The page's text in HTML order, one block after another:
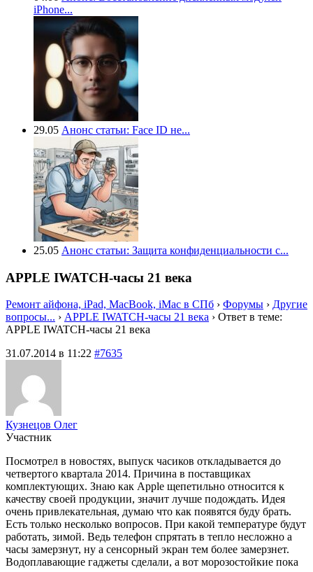
iPhone...
29.05 Анонс статьи: Face ID не...
25.05 Анонс статьи: Защита конфиденциальности с...
APPLE IWATCH-часы 21 века
Ремонт айфона, iPad, MacBook, iMac в СПб › Форумы › Другие
вопросы... › APPLE IWATCH-часы 21 века › Ответ в теме:
APPLE IWATCH-часы 21 века
31.07.2014 в 11:22 #7635
Кузнецов Олег
Участник
Посмотрел в новостях, выпуск часиков откладывается до
четвертого квартала 2014. Причина в поставщиках
комплектующих. Знаю как Apple щепетильно относится к
качеству своей продукции, значит лучше подождать. Идея
очень привлекательная, думаю что как появятся буду брать.
Есть только несколько вопросов. При какой температуре будут
работать, зимой. Ведь телефон спрятать в тепло несложно а
часы замерзнут, ну а сенсорный экран тем более замерзнет.
Водоплавающие гаджеты сделали, а вот морозостойкие пока